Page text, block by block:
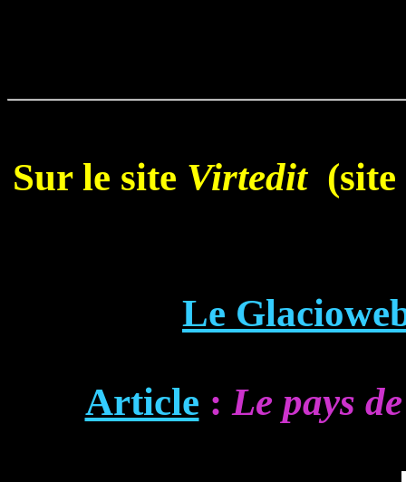
Sur le site Virtedit(site
Le
Article : Le pays